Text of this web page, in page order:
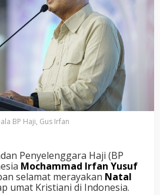
BP Haji, Gus Irfan
Penyelenggara Haji (BP
Mochammad Irfan Yusuf
selamat merayakan Natal
umat Kristiani di Indonesia.